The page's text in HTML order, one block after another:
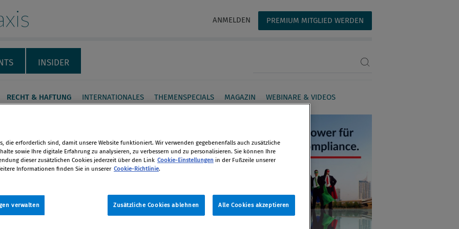
ANMELDEN PREMIUM MITGLIED WERDEN
INSIDER
RECHT & HAFTUNG INTERNATIONALES THEMENSPECIALS MAGAZIN WEBINARE & VIDEOS
Geschäfte –
der
Exportkontrollrecht hat in den
zugenommen. Außer mit Strafen
die erforderlich sind, damit unsere Website funktioniert. Wir verwenden gegebenenfalls auch zusätzliche
sowie Ihre digitale Erfahrung zu analysieren, zu verbessern und zu personalisieren. Sie können Ihre
dieser zusätzlichen Cookies jederzeit über den Link Cookie-Einstellungen in der Fußzeile unserer
Informationen finden Sie in unserer Cookie-Richtlinie.
Zusätzliche Cookies ablehnen Alle Cookies akzeptieren
verwalten